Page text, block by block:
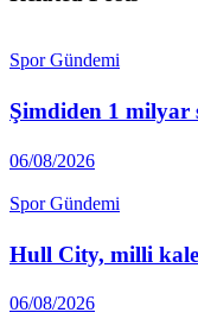
Spor Gündemi
Şimdiden 1 milyar
06/08/2026
Spor Gündemi
Hull City, milli
06/08/2026